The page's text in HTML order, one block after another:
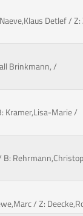
Detlef / Z:
Brinkmann, /
Kramer,Lisa-Marie /
/ Z: